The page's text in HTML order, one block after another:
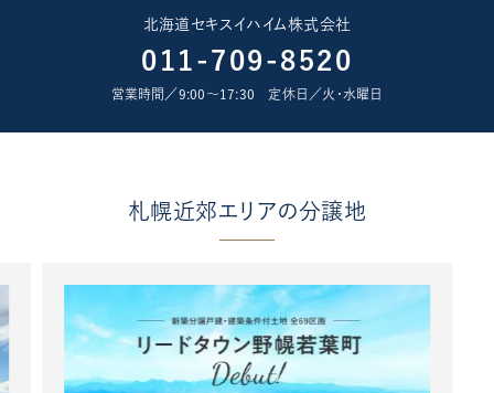
北海道セキスイハイム株式会社
011-709-8520
営業時間／9:00〜17:30 定休日／火･水曜日
札幌近郊エリアの分譲地